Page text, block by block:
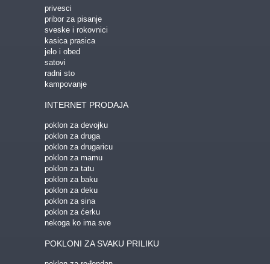
privesci
pribor za pisanje
sveske i rokovnici
kasica prasica
jelo i obed
satovi
radni sto
kampovanje
INTERNET PRODAJA
poklon za devojku
poklon za druga
poklon za drugaricu
poklon za mamu
poklon za tatu
poklon za baku
poklon za deku
poklon za sina
poklon za ćerku
nekoga ko ima sve
POKLONI ZA SVAKU PRILIKU